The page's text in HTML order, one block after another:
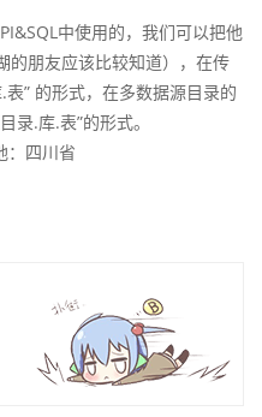
中使用的，我们可以把他
的朋友应该比较知道），在传
” 的形式，在多数据源目录的
录.库.表”的形式。
：四川省